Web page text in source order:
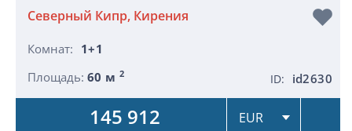
Северный Кипр, Кирения
Комнат: 1+1
Площадь: 60 м 2 ID: id2630
145 912